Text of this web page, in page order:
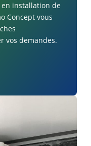
en installation de
Concept vous
vos demandes.